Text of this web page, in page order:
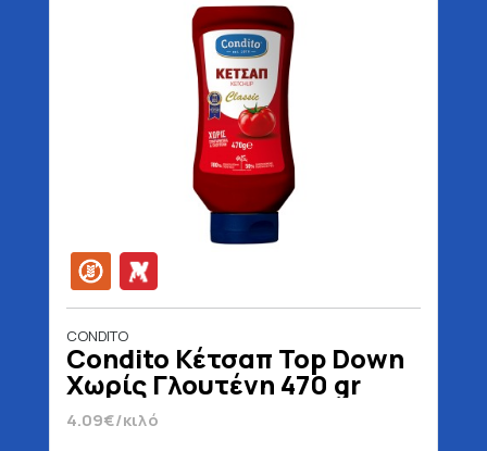
CONDITO
Condito Κέτσαπ Top Down
Χωρίς Γλουτένη 470 gr
4.09€/κιλό